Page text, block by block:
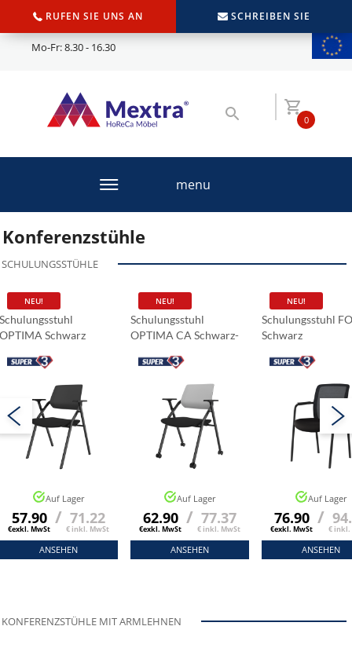
RUFEN SIE UNS AN SCHREIBEN SIE
Mo-Fr: 8.30 - 16.30
0
menu
Konferenzstühle
SCHULUNGSSTÜHLE
Schulungsstuhl
OPTIMA Schwarz
NEU!
Auf Lager
57.90
€exkl. MwSt
/ 71.22
€ inkl. MwSt
ANSEHEN
Schulungsstuhl
OPTIMA CA Schwarz-
NEU!
Auf Lager
62.90
€exkl. MwSt
/ 77.37
€ inkl. MwSt
ANSEHEN
Schulungsstuhl
Schwarz
NEU!
Auf Lager
76.90
€exkl. MwSt
/
€ inkl.
ANSEHEN
KONFERENZSTÜHLE MIT ARMLEHNEN